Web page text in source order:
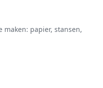
maken: papier, stansen,